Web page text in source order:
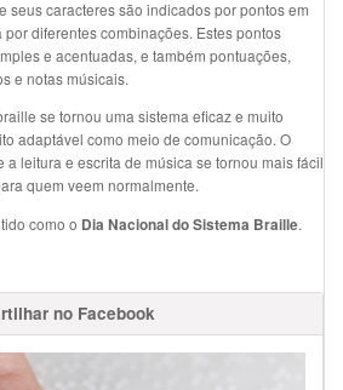
seus caracteres são indicados por pontos em
diferentes combinações. Estes pontos
e acentuadas, e também pontuações,
e notas músicais.
se tornou uma sistema eficaz e muito
adaptável como meio de comunicação. O
a leitura e escrita de música se tornou mais fácil
quem veem normalmente.
como o Dia Nacional do Sistema Braille.
no Facebook